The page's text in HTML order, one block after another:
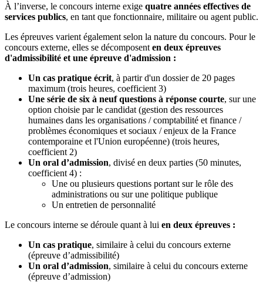
À l’inverse, le concours interne exige quatre années effectives de
services publics, en tant que fonctionnaire, militaire ou agent public.
Les épreuves varient également selon la nature du concours. Pour le
concours externe, elles se décomposent en deux épreuves
d'admissibilité et une épreuve d'admission :
Un cas pratique écrit, à partir d'un dossier de 20 pages
maximum (trois heures, coefficient 3)
Une série de six à neuf questions à réponse courte, sur une
option choisie par le candidat (gestion des ressources
humaines dans les organisations / comptabilité et finance /
problèmes économiques et sociaux / enjeux de la France
contemporaine et l'Union européenne) (trois heures,
coefficient 2)
Un oral d’admission, divisé en deux parties (50 minutes,
coefficient 4) :
Une ou plusieurs questions portant sur le rôle des
administrations ou sur une politique publique
Un entretien de personnalité
Le concours interne se déroule quant à lui en deux épreuves :
Un cas pratique, similaire à celui du concours externe
(épreuve d’admissibilité)
Un oral d’admission, similaire à celui du concours externe
(épreuve d’admission)